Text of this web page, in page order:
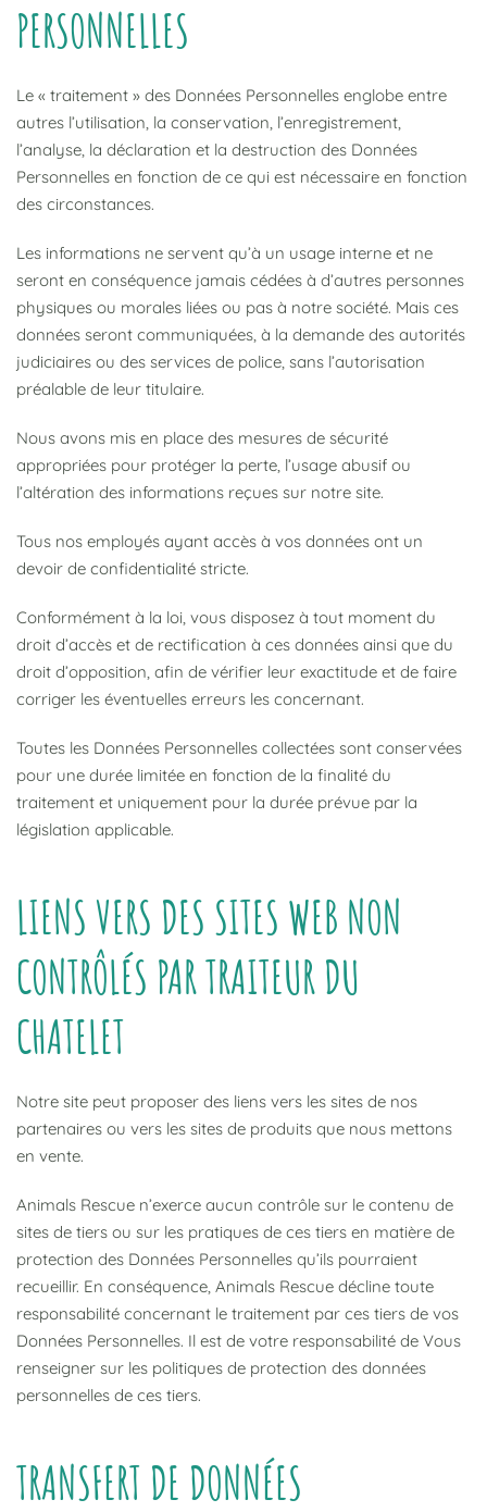
PERSONNELLES
Le « traitement » des Données Personnelles englobe entre
autres l’utilisation, la conservation, l’enregistrement,
l’analyse, la déclaration et la destruction des Données
Personnelles en fonction de ce qui est nécessaire en fonction
des circonstances.
Les informations ne servent qu’à un usage interne et ne
seront en conséquence jamais cédées à d’autres personnes
physiques ou morales liées ou pas à notre société. Mais ces
données seront communiquées, à la demande des autorités
judiciaires ou des services de police, sans l’autorisation
préalable de leur titulaire.
Nous avons mis en place des mesures de sécurité
appropriées pour protéger la perte, l’usage abusif ou
l’altération des informations reçues sur notre site.
Tous nos employés ayant accès à vos données ont un
devoir de confidentialité stricte.
Conformément à la loi, vous disposez à tout moment du
droit d’accès et de rectification à ces données ainsi que du
droit d’opposition, afin de vérifier leur exactitude et de faire
corriger les éventuelles erreurs les concernant.
Toutes les Données Personnelles collectées sont conservées
pour une durée limitée en fonction de la finalité du
traitement et uniquement pour la durée prévue par la
législation applicable.
LIENS VERS DES SITES WEB NON
CONTRÔLÉS PAR TRAITEUR DU
CHATELET
Notre site peut proposer des liens vers les sites de nos
partenaires ou vers les sites de produits que nous mettons
en vente.
Animals Rescue n’exerce aucun contrôle sur le contenu de
sites de tiers ou sur les pratiques de ces tiers en matière de
protection des Données Personnelles qu’ils pourraient
recueillir. En conséquence, Animals Rescue décline toute
responsabilité concernant le traitement par ces tiers de vos
Données Personnelles. Il est de votre responsabilité de Vous
renseigner sur les politiques de protection des données
personnelles de ces tiers.
TRANSFERT DE DONNÉES